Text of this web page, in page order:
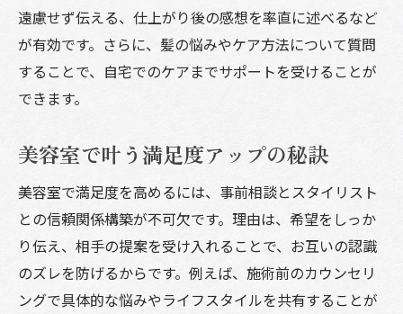
遠慮せず伝える、仕上がり後の感想を率直に述べるなど
が有効です。さらに、髪の悩みやケア方法について質問
することで、自宅でのケアまでサポートを受けることが
できます。
美容室で叶う満足度アップの秘訣
美容室で満足度を高めるには、事前相談とスタイリスト
との信頼関係構築が不可欠です。理由は、希望をしっか
り伝え、相手の提案を受け入れることで、お互いの認識
のズレを防げるからです。例えば、施術前のカウンセリ
ングで具体的な悩みやライフスタイルを共有することが